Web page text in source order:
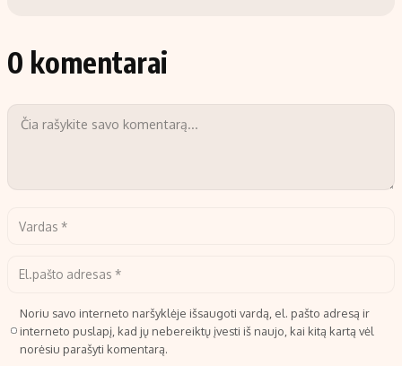
0 komentarai
Noriu savo interneto naršyklėje išsaugoti vardą, el. pašto adresą ir
interneto puslapį, kad jų nebereiktų įvesti iš naujo, kai kitą kartą vėl
norėsiu parašyti komentarą.